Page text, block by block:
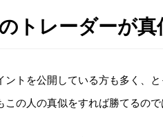
トレーダーが真
ントを公開している方も多く、
この人の真似をすれば勝てるの